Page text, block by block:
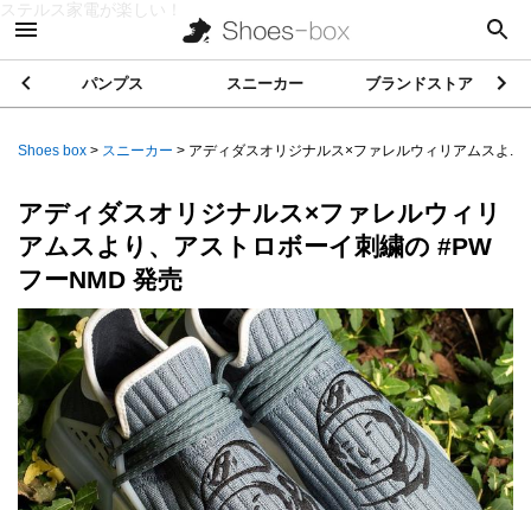
ステルス家電が楽しい！
パンプス スニーカー ブランドストア
Shoes box > スニーカー > アディダスオリジナルス×ファレルウィリアムスよ...
アディダスオリジナルス×ファレルウィリ
アムスより、アストロボーイ刺繍の #PW
フーNMD 発売